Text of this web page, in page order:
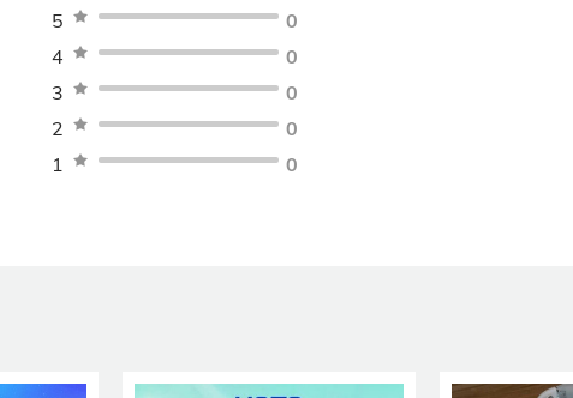
ngày
có giá trị sử dụng lâu dài. Thay vì chỉ mang tính kỷ niệm, những
cảm thấy thiết thực hơn. Các thiết bị chăm sóc cá nhân như bàn
5
0
4
0
3
0
2
0
1
0